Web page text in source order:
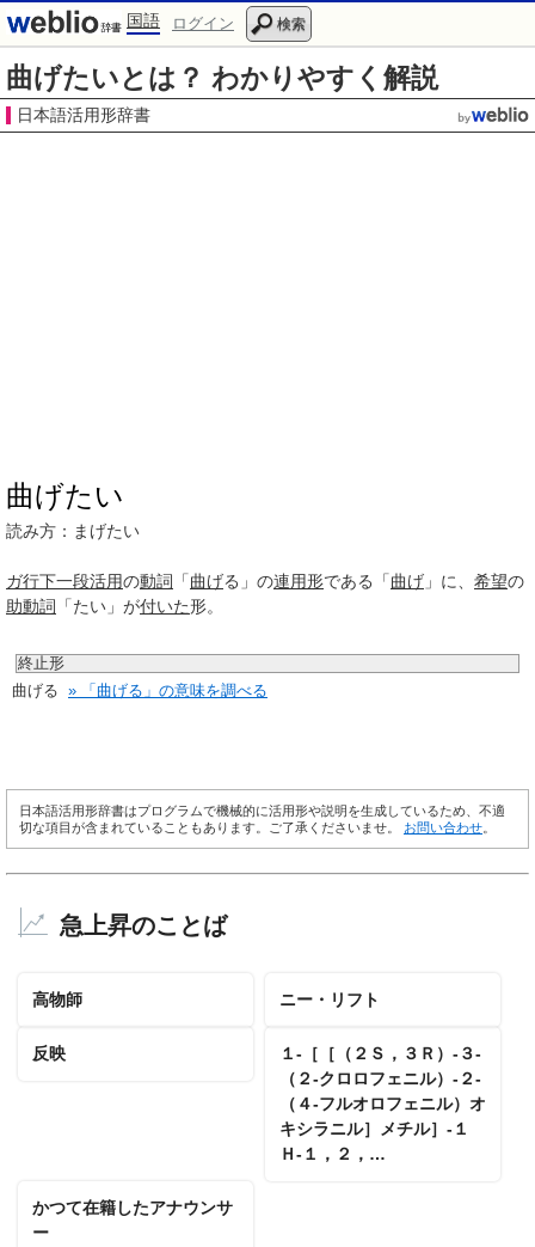
国語 ログイン 検索
曲げたいとは？ わかりやすく解説
日本語活用形辞書
曲げたい
読み方：まげたい
ガ行下一段活用の動詞 「曲げる」の連用形である「曲げ 」に、 希望の
助動詞 「たい」が付いた形。
終止形
曲げる » 「曲げる」の意味を調べる
日本語活用形辞書はプログラムで機械的に活用形や説明を生成しているため、不適
切な項目が含まれていることもあります。ご了承くださいませ。 お問い合わせ
急上昇のことば
高物師 ニー・リフト
反映
１‐［［（２Ｓ，３Ｒ）‐３‐
（２‐クロロフェニル）‐２‐
（４‐フルオロフェニル）オ
キシラニル］メチル］‐１
Ｈ‐１，２，…
かつて在籍したアナウンサ
ー